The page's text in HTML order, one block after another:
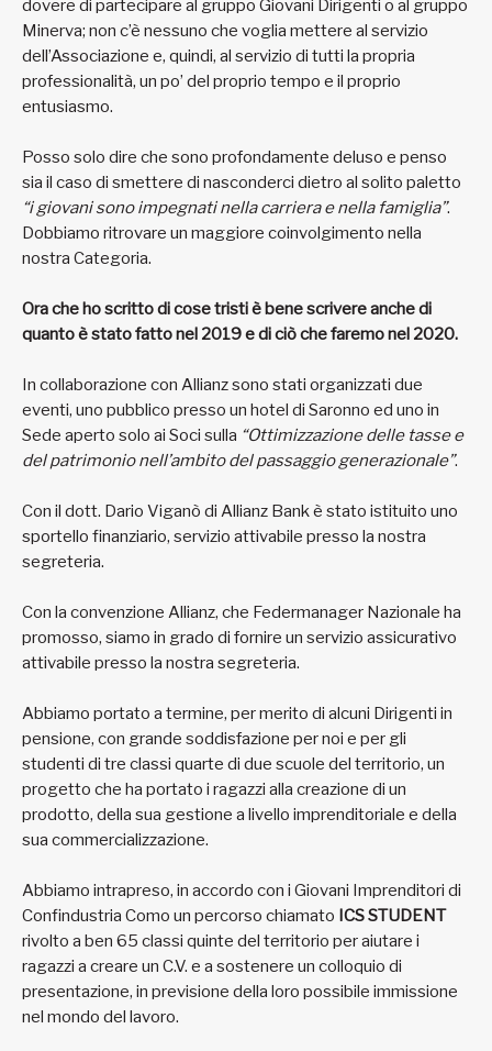
dovere di partecipare al gruppo Giovani Dirigenti o al gruppo
Minerva; non c’è nessuno che voglia mettere al servizio
dell’Associazione e, quindi, al servizio di tutti la propria
professionalità, un po’ del proprio tempo e il proprio
entusiasmo.
Posso solo dire che sono profondamente deluso e penso
sia il caso di smettere di nasconderci dietro al solito paletto
“i giovani sono impegnati nella carriera e nella famiglia”.
Dobbiamo ritrovare un maggiore coinvolgimento nella
nostra Categoria.
Ora che ho scritto di cose tristi è bene scrivere anche di
quanto è stato fatto nel 2019 e di ciò che faremo nel 2020.
In collaborazione con Allianz sono stati organizzati due
eventi, uno pubblico presso un hotel di Saronno ed uno in
Sede aperto solo ai Soci sulla “Ottimizzazione delle tasse e
del patrimonio nell’ambito del passaggio generazionale”.
Con il dott. Dario Viganò di Allianz Bank è stato istituito uno
sportello finanziario, servizio attivabile presso la nostra
segreteria.
Con la convenzione Allianz, che Federmanager Nazionale ha
promosso, siamo in grado di fornire un servizio assicurativo
attivabile presso la nostra segreteria.
Abbiamo portato a termine, per merito di alcuni Dirigenti in
pensione, con grande soddisfazione per noi e per gli
studenti di tre classi quarte di due scuole del territorio, un
progetto che ha portato i ragazzi alla creazione di un
prodotto, della sua gestione a livello imprenditoriale e della
sua commercializzazione.
Abbiamo intrapreso, in accordo con i Giovani Imprenditori di
Confindustria Como un percorso chiamato ICS STUDENT
rivolto a ben 65 classi quinte del territorio per aiutare i
ragazzi a creare un C.V. e a sostenere un colloquio di
presentazione, in previsione della loro possibile immissione
nel mondo del lavoro.